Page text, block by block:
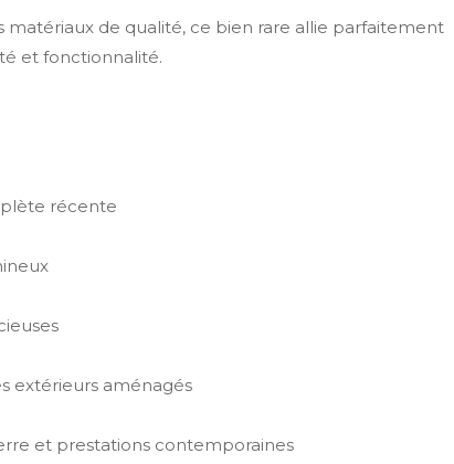
matériaux de qualité, ce bien rare allie parfaitement
et fonctionnalité.
récente
extérieurs aménagés
et prestations contemporaines